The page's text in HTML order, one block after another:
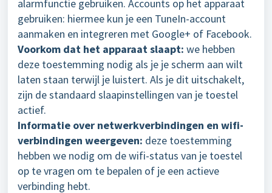
alarmfunctie gebruiken. Accounts op het apparaat
gebruiken: hiermee kun je een TuneIn-account
aanmaken en integreren met Google+ of Facebook.
Voorkom dat het apparaat slaapt: we hebben
deze toestemming nodig als je je scherm aan wilt
laten staan terwijl je luistert. Als je dit uitschakelt,
zijn de standaard slaapinstellingen van je toestel
actief.
Informatie over netwerkverbindingen en wifi-
verbindingen weergeven: deze toestemming
hebben we nodig om de wifi-status van je toestel
op te vragen om te bepalen of je een actieve
verbinding hebt.